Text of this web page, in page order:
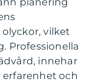
vilket
Professionella
innehar
och